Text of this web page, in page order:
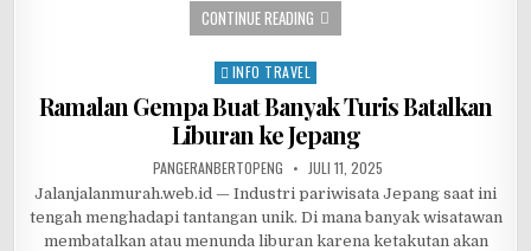
c
b
o
o
k
it
te
r
at
s
A
p
p
e
at
CONTINUE READING PROYEK KERETA GANTUNG
Posted in
INFO TRAVEL
Ramalan Gempa Buat Banyak Turis Batalkan
Liburan ke Jepang
AUTHOR:
PANGERANBERTOPENG PUBLISHED DATE:
JULI 11, 2025
Jalanjalanmurah.web.id — Industri pariwisata Jepang saat ini
tengah menghadapi tantangan unik. Di mana banyak wisatawan
membatalkan atau menunda liburan karena ketakutan akan